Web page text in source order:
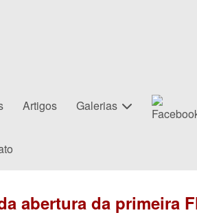
Artigos Galerias
abertura da primeira